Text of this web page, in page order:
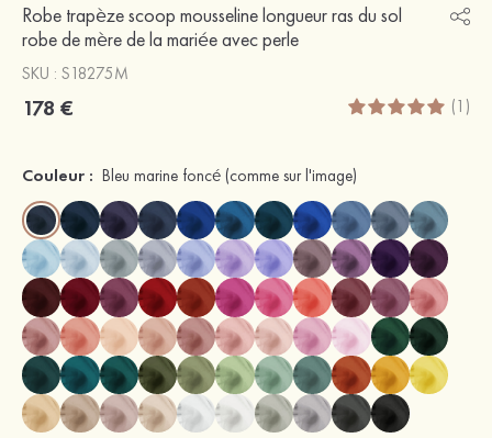
Robe trapèze scoop mousseline longueur ras du sol
robe de mère de la mariée avec perle
SKU : S18275M
178 € (1)
Couleur : Bleu marine foncé (comme sur l'image)